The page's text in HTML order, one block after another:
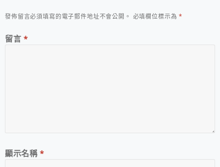
發佈留言必須填寫的電子郵件地址不會公開。 必填欄位標示為*
留言 *
顯示名稱*